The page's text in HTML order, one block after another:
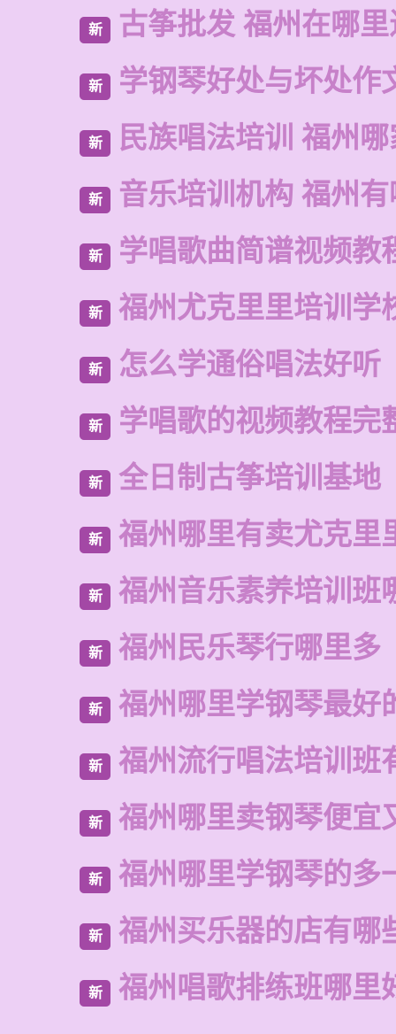
新 古筝批发 福州在哪
新 学钢琴好处与坏处作
新 民族唱法培训 福州
新 音乐培训机构 福州
新 学唱歌曲简谱视频教
新 福州尤克里里培训学
新 怎么学通俗唱法好听
新 学唱歌的视频教程完
新 全日制古筝培训基地
新 福州哪里有卖尤克里
新 福州音乐素养培训班
新 福州民乐琴行哪里多
新 福州哪里学钢琴最好
新 福州流行唱法培训班
新 福州哪里卖钢琴便宜
新 福州哪里学钢琴的多
新 福州买乐器的店有哪
新 福州唱歌排练班哪里